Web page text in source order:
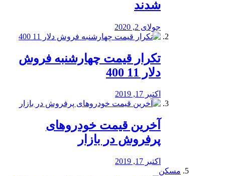
شدند
جولای 2, 2020
تکرار قیمت چهارشنبه فروش
دلار 11 400
اکتبر 17, 2019
آخرین قیمت خودرو‌های
پرفروش در بازار
اکتبر 17, 2019
مسکن